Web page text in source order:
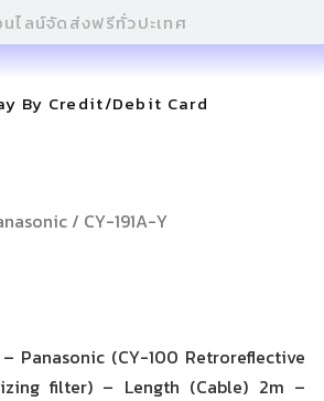
By Credit/Debit Card
/ CY-191A-Y
Panasonic (CY-100 Retroreflective
filter) – Length (Cable) 2m –